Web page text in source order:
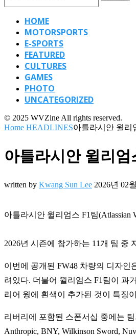
HOME
MOTORSPORTS
E-SPORTS
FEATURED
CULTURES
GAMES
PHOTO
UNCATEGORIZED
© 2025 WVZine All rights reserved.
Home HEADLINES아틀라시안 윌리
아틀라시안 윌리엄
written by Kwang Sun Lee 2026년 02
아틀라시안 윌리엄스 F1팀(Atlassian
2026년 시즌에 참가하는 11개 팀 중
이번에 공개된 FW48 차량의 디자
려있다. 더불어 윌리엄스 F1팀이 과
리어 윙에 흰색이 추가된 것이 특징
리버리에 포함된 스폰서십 중에는
Anthropic, BNY, Wilkinson Sword,